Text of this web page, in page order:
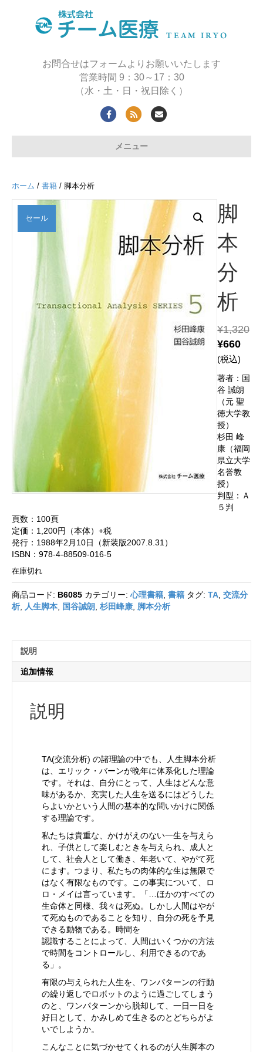
お問合せはフォームよりお願いいたします
営業時間 9：30～17：30
（水・土・日・祝日除く）
Facebook
Rss Email
メニュー
ホーム / 書籍 / 脚本分析
セール
脚
本
分
析
¥1,320
¥660
(税込)
著者：国
谷 誠朗
（元 聖
徳大学教
授）
杉田 峰
康（福岡
県立大学
名誉教
授）
判型：Ａ
５判
頁数：100頁
定価：1,200円（本体）+税
発行：1988年2月10日（新装版2007.8.31）
ISBN：978-4-88509-016-5
在庫切れ
商品コード: B6085 カテゴリー: 心理書籍 書籍 タグ: TA 交流分
析
人生脚本 国谷誠朗 杉田峰康 脚本分析
説明
追加情報
説明
TA(交流分析) の諸理論の中でも、人生脚本分析
は、エリック・バーンが晩年に体系化した理論
です。それは、自分にとって、人生はどんな意
味があるか、充実した人生を送るにはどうした
らよいかという人間の基本的な問いかけに関係
する理論です。
私たちは貴重な、かけがえのない一生を与えら
れ、子供として楽しむときを与えられ、成人と
して、社会人として働き、年老いて、やがて死
にます。つまり、私たちの肉体的な生は無限で
はなく有限なものです。この事実について、ロ
ロ・メイは言っています。「…ほかのすべての
生命体と同様、我々は死ぬ。しかし人間はやが
て死ぬものであることを知り、自分の死を予見
できる動物である。時間を
認識することによって、人間はいくつかの方法
で時間をコントロールし、利用できるのであ
る」。
有限の与えられた人生を、ワンパターンの行動
の繰り返しでロボットのように過ごしてしまう
のと、ワンパターンから脱却して、一日一日を
好日として、かみしめて生きるのとどちらがよ
いでしようか。
こんなことに気づかせてくれるのが人生脚本の